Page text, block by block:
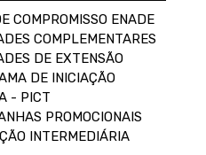
COMPROMISSO ENADE
COMPLEMENTARES
DE EXTENSÃO
DE INICIAÇÃO
- PICT
PROMOCIONAIS
INTERMEDIÁRIA